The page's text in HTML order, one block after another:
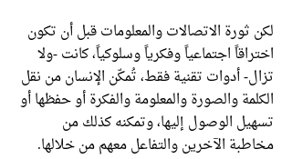
لكن ثورة الاتصالات والمعلومات قبل أن تكون
اختراقاً اجتماعياً وفكرياً وسلوكياً، كانت -ولا
تزال- أدوات تقنية فقط، تُمكّن الإنسان من نقل
الكلمة والصورة والمعلومة والفكرة أو حفظها أو
تسهيل الوصول إليها، وتمكنه كذلك من
مخاطبة الآخرين والتفاعل معهم من خلالها.